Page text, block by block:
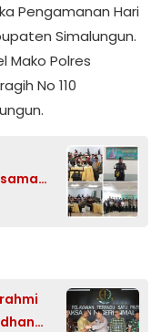
Pengamanan Hari
Simalungun.
Mako Polres
No 110